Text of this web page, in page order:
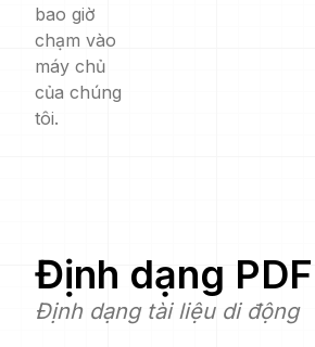
bao giờ
chạm vào
máy chủ
của chúng
tôi.
Định dạng PDF
Định dạng tài liệu di động